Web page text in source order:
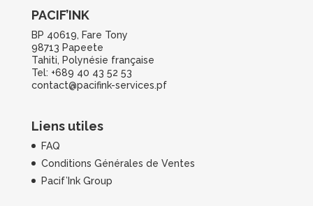
PACIF’INK
BP 40619, Fare Tony
98713 Papeete
Tahiti, Polynésie française
Tel: +689 40 43 52 53
contact@pacifink-services.pf
Liens utiles
FAQ
Conditions Générales de Ventes
Pacif’Ink Group